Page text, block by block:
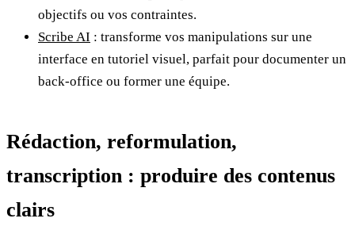
objectifs ou vos contraintes.
Scribe AI : transforme vos manipulations sur une
interface en tutoriel visuel, parfait pour documenter un
back-office ou former une équipe.
Rédaction, reformulation,
transcription : produire des contenus
clairs